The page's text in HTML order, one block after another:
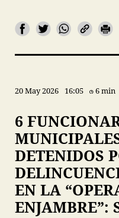
20 May 2026 16:05 6 min
6
DETENIDOS
EN LA
ENJAMBRE”: